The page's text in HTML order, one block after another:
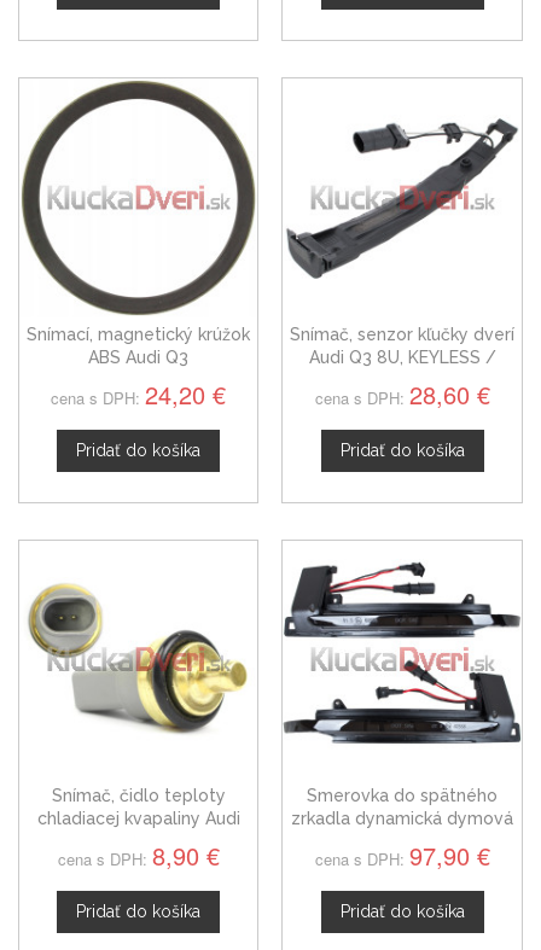
Snímací, magnetický krúžok
ABS Audi Q3
cena s DPH: 24,20 €
Pridať do košíka
Snímač, senzor kľučky dverí
Audi Q3 8U, KEYLESS /
ľavý = pravý
cena s DPH: 28,60 €
Pridať do košíka
Snímač, čidlo teploty
chladiacej kvapaliny Audi
cena s DPH: 8,90 €
Pridať do košíka
Smerovka do spätného
zrkadla dynamická dymová
8K0949101
cena s DPH: 97,90 €
Pridať do košíka